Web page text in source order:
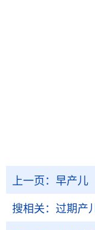
上一页： 早产儿
搜相关： 过期产